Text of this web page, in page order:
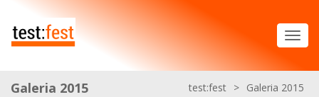
Galeria 2015 test:fest > Galeria 2015